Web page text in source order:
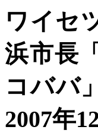
ワイセ
浜市長
コババ
2007年